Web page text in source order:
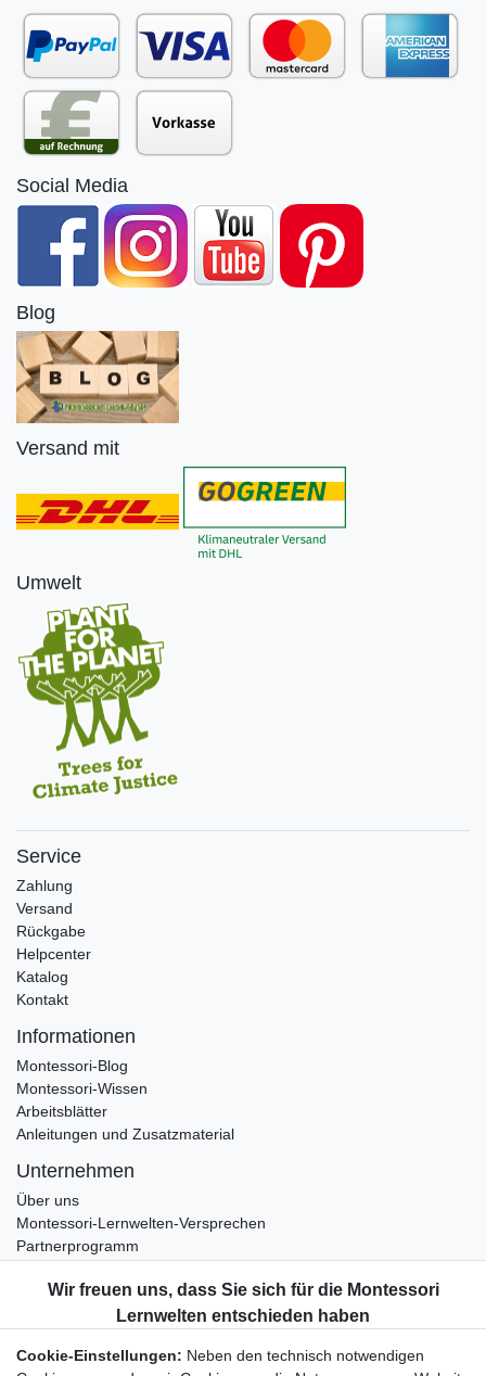
Social Media
Blog
Versand mit
Umwelt
Service
Zahlung
Versand
Rückgabe
Helpcenter
Katalog
Kontakt
Informationen
Montessori-Blog
Montessori-Wissen
Arbeitsblätter
Anleitungen und Zusatzmaterial
Unternehmen
Über uns
Montessori-Lernwelten-Versprechen
Partnerprogramm
Bestellung widerrufen
Datenschutzerklärung
Cookie-Einstellungen: Neben den technisch notwendigen